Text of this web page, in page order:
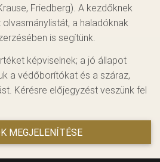
Friedberg). A kezdőknek
a haladóknak
is segítünk.
képviselnek; a jó állapot
a védőborítókat és a száraz,
Kérésre előjegyzést veszünk fel
MEGJELENÍTÉSE